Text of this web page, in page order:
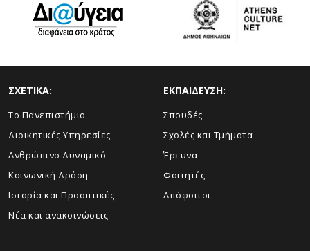
ΣΧΕΤΙΚΑ:
Το Πανεπιστήμιο
Διοικητικές Υπηρεσίες
Ανθρώπινο Δυναμικό
Κοινωνική Δράση
Ιστορία και Προοπτικές
Νέα και ανακοινώσεις
ΕΚΠΑΙΔΕΥΣΗ:
Σπουδές
Σχολές και Τμήματα
Έρευνα
Φοιτητές
Απόφοιτοι